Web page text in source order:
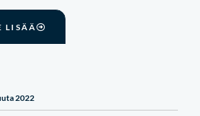
LISÄÄ
2022